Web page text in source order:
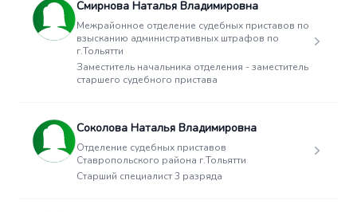
Смирнова Наталья Владимировна
Межрайонное отделение судебных приставов по
взысканию административных штрафов по
г.Тольятти
Заместитель начальника отделения - заместитель
старшего судебного пристава
Соколова Наталья Владимировна
Отделение судебных приставов
Ставропольского района г.Тольятти
Старший специалист 3 разряда